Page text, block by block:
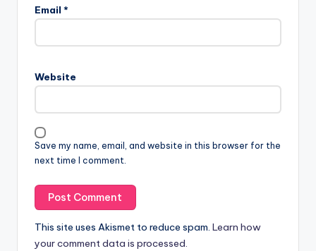
Email *
Website
Save my name, email, and website in this browser for the
next time I comment.
This site uses Akismet to reduce spam. Learn how
your comment data is processed.